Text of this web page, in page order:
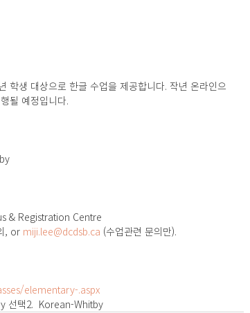
학생 대상으로 한글 수업을 제공합니다. 작년 온라인으
될 예정입니다.
& Registration Centre
, or miji.lee@dcdsb.ca (수업관련 문의만).
elementary-.aspx
선택2.  Korean-Whitby